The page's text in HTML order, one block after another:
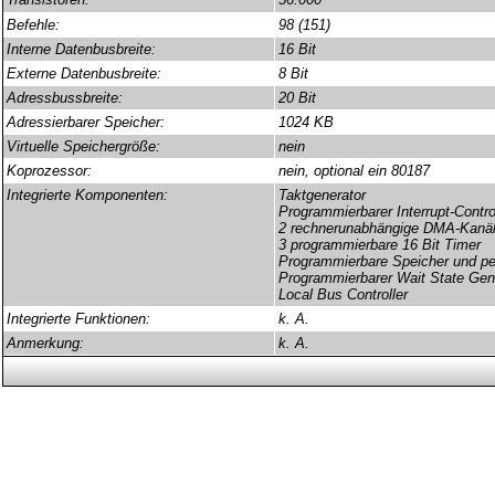
Befehle:
98 (151)
Interne Datenbusbreite:
16 Bit
Externe Datenbusbreite:
8 Bit
Adressbussbreite:
20 Bit
Adressierbarer Speicher:
1024 KB
Virtuelle Speichergröße:
nein
Koprozessor:
nein, optional ein 80187
Integrierte Komponenten:
Taktgenerator
Programmierbarer Interrupt-
2 rechnerunabhängige DMA-
3 programmierbare 16 Bit Timer
Programmierbare Speicher und
Programmierbarer Wait State
Local Bus Controller
Integrierte Funktionen:
k. A.
Anmerkung:
k. A.